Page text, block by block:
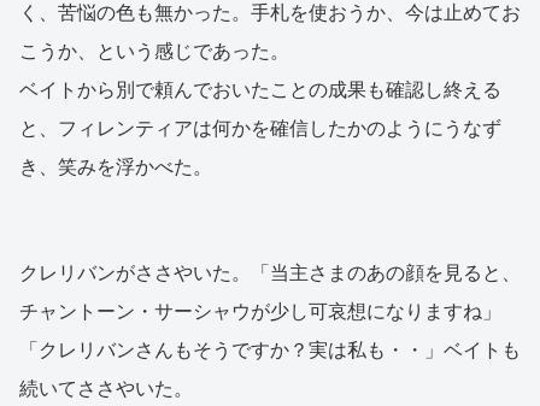
く、苦悩の色も無かった。手札を使おうか、今は止めてお
こうか、という感じであった。
ベイトから別で頼んでおいたことの成果も確認し終える
と、フィレンティアは何かを確信したかのようにうなず
き、笑みを浮かべた。
クレリバンがささやいた。「当主さまのあの顔を見ると、
チャントーン・サーシャウが少し可哀想になりますね」
「クレリバンさんもそうですか？実は私も・・」ベイトも
続いてささやいた。